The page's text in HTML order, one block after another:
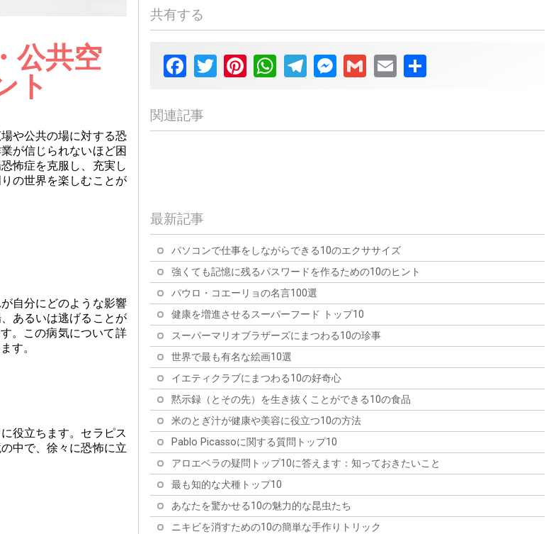
公共空
ト
や公共の場に対する恐
が信じられないほど困
怖症を克服し、充実し
の世界を楽しむことが
自分にどのような影響
あるいは逃げることが
。この病気について詳
す。
役立ちます。セラピス
中で、徐々に恐怖に立
共有する
Facebook
TwitterPinterestWhatsAppTelegramMessenger
Gmail Email
関連記事
ど、夢は奇妙であり、また明らかになることがありま
す。しかし、これらの夢にはどのような意味があるので
しょうか？この記事では、最も一般的な10の夢とその意
味を探り、あなたの潜在意識があなたに何を伝えようと
しているのか、その洞察を提供します。さあ、夢占いの
魅力的な世界に飛び込んで、あなたの心の奥底にある考
えや感情の秘密を解き明かす準備をしましょう。
クしてしまいますか？もしそうなら、あなたは一人では
ないことをお伝えしましょう。人前で話すのが怖いとい
う恐怖症は、多くの人が抱える不安です。しかし、恐れ
ることはありません。いくつかの重要な戦略とテクニッ
クに従うことで、恐怖を克服し、自信を持って効果的に
人前で話せるようになることができます。この記事で
は、Glossophobiaを克服し、ステージの達人になるため
の10のヒントを紹介します。
人見知りは、他人と有意義なつながりを持つことから私
たちを遠ざけます。この記事では、人見知りを克服し、
他人とより強いつながりを築くための10の実践的なヒン
トを探ります。
血液は生命を維持するための物質であるにもかかわら
ず、血液恐怖症の人にとっては、恐怖や不安の強い感情
を引き起こす可能性があります。血液恐怖症は、衰弱
し、制限され、恥ずかしくさえあります。しかし、その
恐怖に人生を支配される必要はありません。適切な戦略
やテクニックを使えば、ヘモフォビアを管理し、克服す
ることも可能です。この記事では、恐怖と向き合い、不
安を軽減し、より充実した人生を送るための10の強力な
ヒントを探ります。
最新記事
パソコンで仕事をしながらできる10のエクササイズ
強くても記憶に残るパスワードを作るための10のヒント
パウロ・コエーリョの名言100選
健康を増進させるスーパーフード トップ10
スーパーマリオブラザーズにまつわる10の珍事
世界で最も有名な絵画10選
イエティクラブにまつわる10の好奇心
黙示録（とその先）を生き抜くことができる10の食品
米のとぎ汁が健康や美容に役立つ10の方法
Pablo Picassoに関する質問トップ10
アロエベラの疑問トップ10に答えます：知っておきたいこと
最も知的な犬種トップ10
あなたを驚かせる10の魅力的な昆虫たち
ニキビを消すための10の簡単な手作りトリック